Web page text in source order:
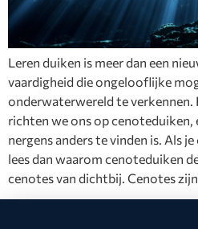
Leren duiken is meer dan een
vaardigheid die ongelooflijke
onderwaterwereld te verkennen.
richten we ons op cenoteduiken,
nergens anders te vinden is. Als
lees dan waarom cenoteduiken
cenotes van dichtbij. Cenotes